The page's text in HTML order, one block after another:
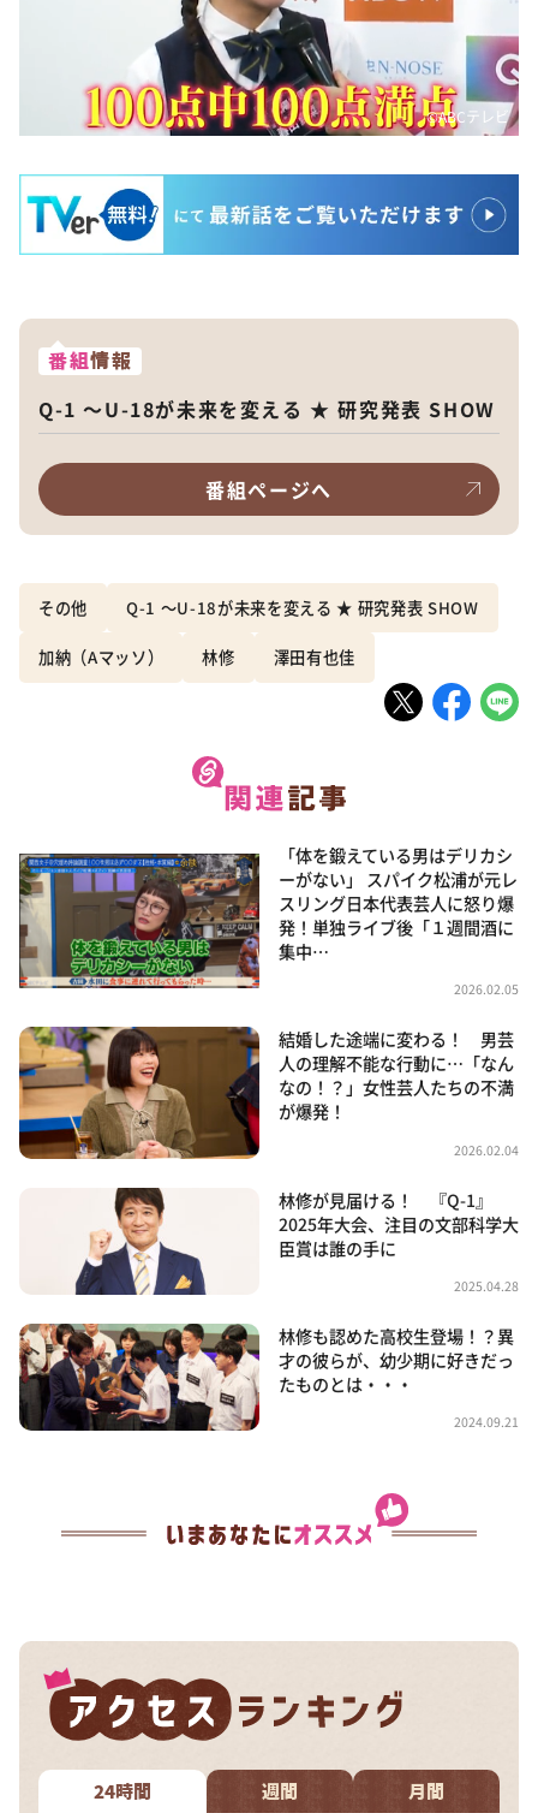
©️ABCテレビ
番組情報
Q-1 ～U-18が未来を変える ★ 研究発表 SHOW
番組ページへ
その他 Q-1 ～U-18が未来を変える ★ 研究発表 SHOW
加納（Aマッソ） 林修 澤田有也佳
「体を鍛えている男はデリカシ
ーがない」 スパイク松浦が元レ
スリング日本代表芸人に怒り爆
発！単独ライブ後「１週間酒に
集中…
2026.02.05
結婚した途端に変わる！ 男芸
人の理解不能な行動に…「なん
なの！？」女性芸人たちの不満
が爆発！
2026.02.04
林修が見届ける！ 『Q-1』
2025年大会、注目の文部科学大
臣賞は誰の手に
2025.04.28
林修も認めた高校生登場！？異
才の彼らが、幼少期に好きだっ
たものとは・・・
2024.09.21
24時間 週間 月間